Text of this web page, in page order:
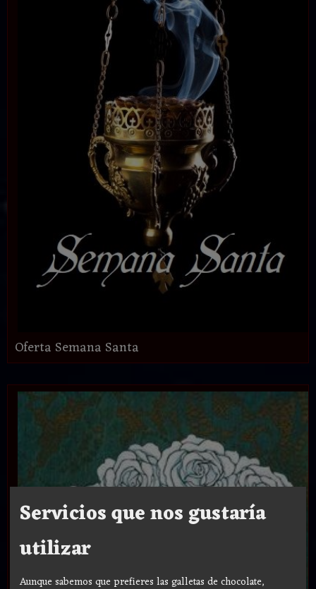
Oferta Semana Santa
Servicios que nos gustaría
utilizar
Aunque sabemos que prefieres las galletas de chocolate,